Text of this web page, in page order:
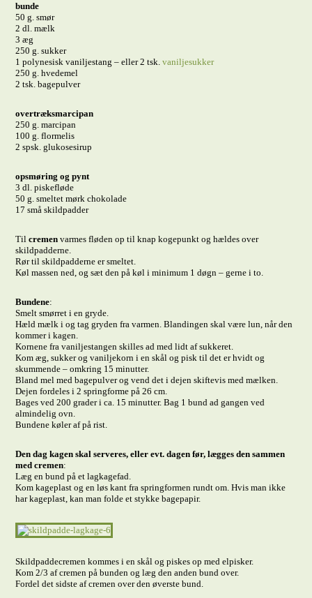
bunde
50 g. smør
2 dl. mælk
3 æg
250 g. sukker
1 polynesisk vaniljestang – eller 2 tsk.vaniljesukker
250 g. hvedemel
2 tsk. bagepulver
overtræksmarcipan
250 g. marcipan
100 g. flormelis
2 spsk. glukosesirup
opsmøring og pynt
3 dl. piskefløde
50 g. smeltet mørk chokolade
17 små skildpadder
Tilcremenvarmes fløden op til knap kogepunkt og hældes over
skildpadderne.
Rør til skildpadderne er smeltet.
Køl massen ned, og sæt den på køl i minimum 1 døgn – gerne i to.
Bundene:
Smelt smørret i en gryde.
Hæld mælk i og tag gryden fra varmen. Blandingen skal være lun, når den
kommer i kagen.
Kornene fra vaniljestangen skilles ad med lidt af sukkeret.
Kom æg, sukker og vaniljekorn i en skål og pisk til det er hvidt og
skummende – omkring 15 minutter.
Bland mel med bagepulver og vend det i dejen skiftevis med mælken.
Dejen fordeles i 2 springforme på 26 cm.
Bages ved 200 grader i ca. 15 minutter. Bag 1 bund ad gangen ved
almindelig ovn.
Bundene køler af på rist.
Den dag kagen skal serveres, eller evt. dagen før, lægges den sammen
med cremen:
Læg en bund på et lagkagefad.
Kom kageplast og en løs kant fra springformen rundt om. Hvis man ikke
har kageplast, kan man folde et stykke bagepapir.
Skildpaddecremen kommes i en skål og piskes op med elpisker.
Kom 2/3 af cremen på bunden og læg den anden bund over.
Fordel det sidste af cremen over den øverste bund.